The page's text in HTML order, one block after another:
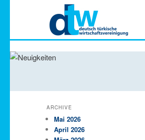
ARCHIVE
Mai 2026
April 2026